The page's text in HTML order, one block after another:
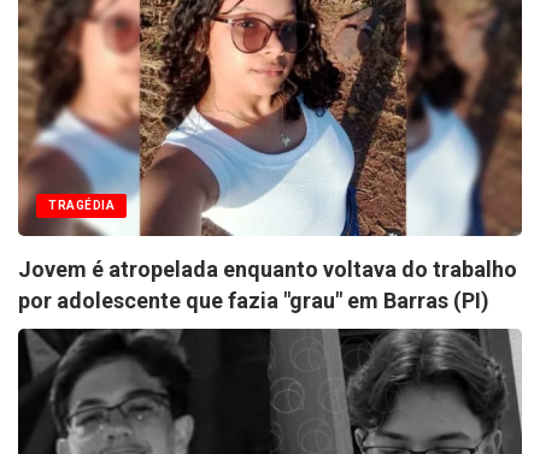
TRAGÉDIA
Jovem é atropelada enquanto voltava do trabalho
por adolescente que fazia "grau" em Barras (PI)